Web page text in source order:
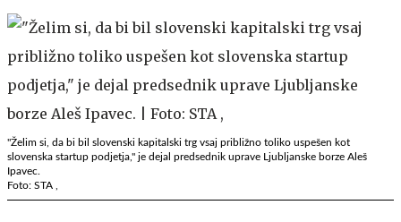
"Želim si, da bi bil slovenski kapitalski trg vsaj približno toliko uspešen kot
slovenska startup podjetja," je dejal predsednik uprave Ljubljanske borze Aleš
Ipavec.
Foto: STA ,